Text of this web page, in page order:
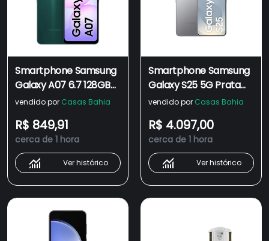
Smartphone Samsung
Galaxy A07 6.7 128GB
4GB Camera Dupla -
vendido por Casas Bahia
R$ 849,91
cerca de 1 hora
Ver histórico
Smartphone Samsung
Galaxy S25 5G Prata
256GB, Tela de 6.2",
Inteligência Artificial,
IP68, Processador
Snapdragon 8 Elite e
Câmera Tripla
vendido por Casas Bahia
R$ 4.097,00
cerca de 1 hora
Ver histórico